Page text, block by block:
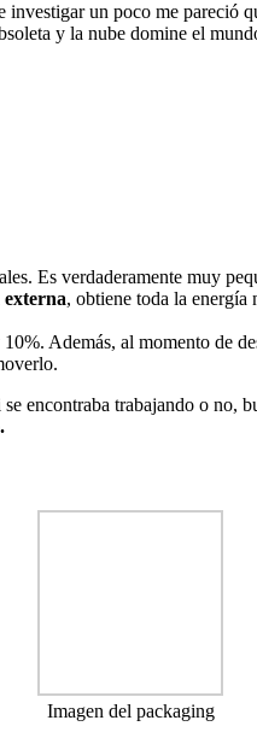
un poco me pareció
y la nube domine el
Es verdaderamente muy
externa, obtiene toda la energía
Además, al momento de
encontraba trabajando o no,
Imagen del packaging